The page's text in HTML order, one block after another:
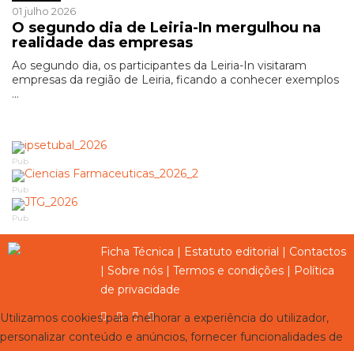
01 julho 2026
O segundo dia de Leiria-In mergulhou na
realidade das empresas
Ao segundo dia, os participantes da Leiria-In visitaram
empresas da região de Leiria, ficando a conhecer exemplos
...
Pub
Pub
Pub
Ficha Técnica | Estatuto editorial | Contactos
| Sobre nós | Termos e condições | Política
de privacidade
Utilizamos cookies para melhorar a experiência do utilizador,
personalizar conteúdo e anúncios, fornecer funcionalidades de